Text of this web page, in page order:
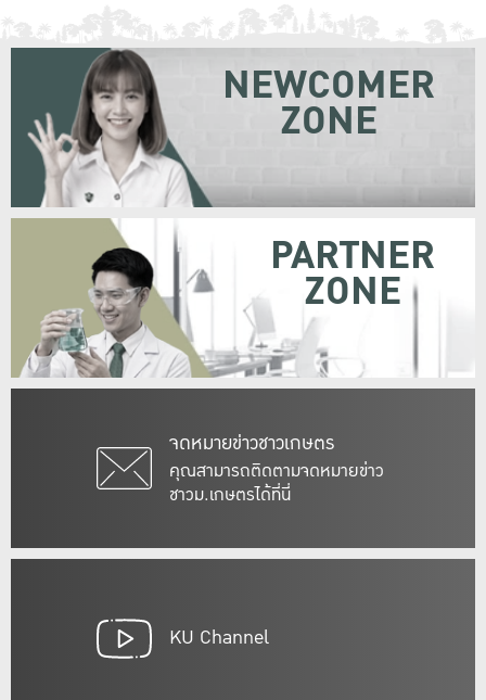
จดหมายข่าวชาวเกษตร
คุณสามารถติดตามจดหมายข่าว
ชาวม.เกษตรได้ที่นี่
NEWCOMER
ZONE
PARTNER
ZONE
KU Channel